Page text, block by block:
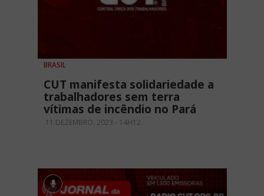
BRASIL
CUT manifesta solidariedade a
trabalhadores sem terra
vítimas de incêndio no Pará
11 DEZEMBRO, 2023 - 14H12